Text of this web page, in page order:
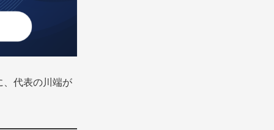
、代表の川端が